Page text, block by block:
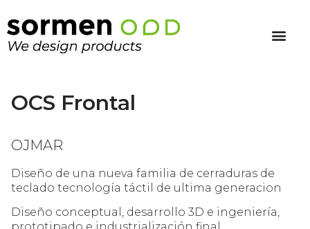
OCS Frontal
OJMAR
Diseño de una nueva familia de cerraduras de
teclado tecnología táctil de ultima generacion
Diseño conceptual, desarrollo 3D e ingeniería,